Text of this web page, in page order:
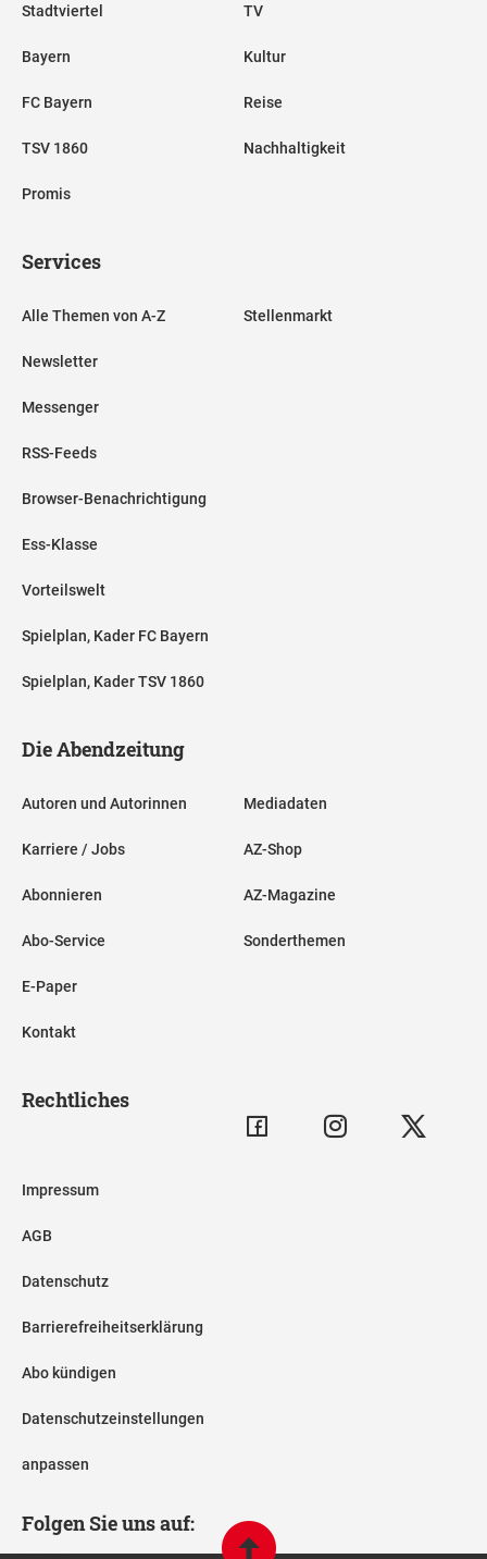
Stadtviertel
Bayern
FC Bayern
TSV 1860
Promis
TV
Kultur
Reise
Nachhaltigkeit
Services
Alle Themen von A-Z
Newsletter
Messenger
RSS-Feeds
Browser-Benachrichtigung
Ess-Klasse
Vorteilswelt
Spielplan, Kader FC Bayern
Spielplan, Kader TSV 1860
Stellenmarkt
Die Abendzeitung
Autoren und Autorinnen
Karriere / Jobs
Abonnieren
Abo-Service
E-Paper
Kontakt
Mediadaten
AZ-Shop
AZ-Magazine
Sonderthemen
Rechtliches
Impressum
AGB
Datenschutz
Barrierefreiheitserklärung
Abo kündigen
Datenschutzeinstellungen
anpassen
Folgen Sie uns auf: